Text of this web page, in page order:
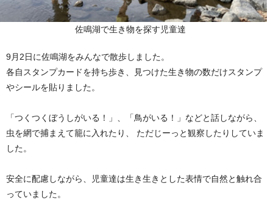
佐鳴湖で生き物を探す児童達
9月2日に佐鳴湖をみんなで散歩しました。
各自スタンプカードを持ち歩き、見つけた生き物の数だけスタンプ
やシールを貼りました。
「つくつくぼうしがいる！」、「鳥がいる！」などと話しながら、
虫を網で捕まえて籠に入れたり、 ただじーっと観察したりしていま
した。
安全に配慮しながら、児童達は生き生きとした表情で自然と触れ合
っていました。